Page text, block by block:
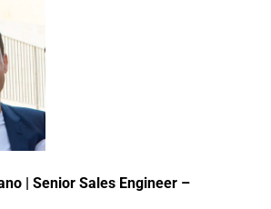
| Senior Sales Engineer –